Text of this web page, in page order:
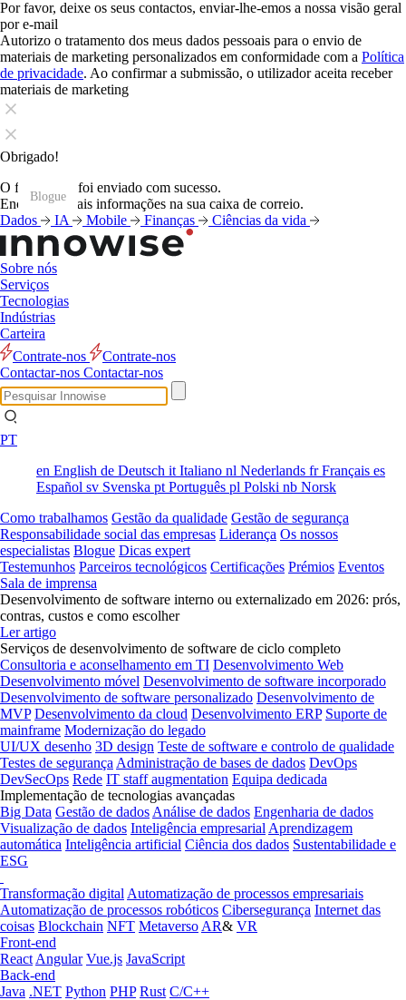
Por favor, deixe os seus contactos, enviar-lhe-emos a nossa visão geral
por e-mail
Autorizo o tratamento dos meus dados pessoais para o envio de
materiais de marketing personalizados em conformidade com a Política
de privacidade. Ao confirmar a submissão, o utilizador aceita receber
materiais de marketing
Obrigado!
O formulário foi enviado com sucesso.
Encontrará mais informações na sua caixa de correio.
Dados
IA Mobile Finanças Ciências da vida
Sobre nós
Serviços
Tecnologias
Indústrias
Carteira
Contrate-nos
Contrate-nos
Contactar-nos Contactar-nos
PT
en English de Deutsch it Italiano nl Nederlands frFrançais es
Español sv Svenska pt Português pl Polski nb Norsk
Como trabalhamos Gestão da qualidade Gestão de segurança
Responsabilidade social das empresas Liderança Os nossos
especialistas Blogue Dicas expert
Testemunhos Parceiros tecnológicos Certificações Prémios Eventos
Sala de imprensa
Desenvolvimento de software interno ou externalizado em 2026: prós,
contras, custos e como escolher
Ler artigo
Serviços de desenvolvimento de software de ciclo completo
Consultoria e aconselhamento em TI Desenvolvimento Web
Desenvolvimento móvel Desenvolvimento de software incorporado
Desenvolvimento de software personalizado Desenvolvimento de
MVP Desenvolvimento da cloud Desenvolvimento ERP Suporte de
mainframe Modernização do legado
UI/UX desenho 3D design Teste de software e controlo de qualidade
Testes de segurança Administração de bases de dados DevOps
DevSecOps Rede IT staff augmentation Equipa dedicada
Implementação de tecnologias avançadas
Big Data Gestão de dados Análise de dados Engenharia de dados
Visualização de dados Inteligência empresarial Aprendizagem
automática Inteligência artificial Ciência dos dados Sustentabilidade e
ESG
Transformação digital Automatização de processos empresariais
Automatização de processos robóticos Cibersegurança Internet das
coisas Blockchain NFT Metaverso AR& VR
Front-end
React Angular Vue.js JavaScript
Back-end
Java .NET Python PHP Rust C/C++
Blogue
Blogue
Blogue
Blogue
Blogue
Blogue
Blogue
Blogue
Blogue
Blogue
Blogue
Blogue